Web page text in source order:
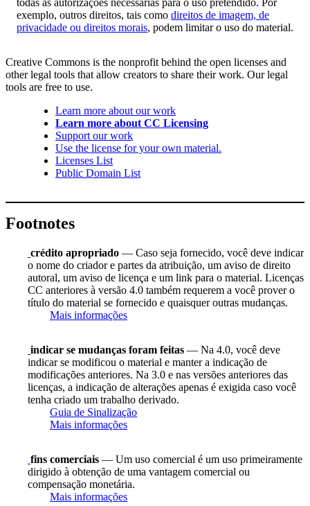
todas as autorizações necessárias para o uso pretendido. Por
exemplo, outros direitos, tais como direitos de imagem, de
privacidade ou direitos morais, podem limitar o uso do material.
Creative Commons is the nonprofit behind the open licenses and
other legal tools that allow creators to share their work. Our legal
tools are free to use.
Learn more about our work
Learn more about CC Licensing
Support our work
Use the license for your own material.
Licenses List
Public Domain List
Footnotes
crédito apropriado — Caso seja fornecido, você deve indicar
o nome do criador e partes da atribuição, um aviso de direito
autoral, um aviso de licença e um link para o material. Licenças
CC anteriores à versão 4.0 também requerem a você prover o
título do material se fornecido e quaisquer outras mudanças.
Mais informações
indicar se mudanças foram feitas — Na 4.0, você deve
indicar se modificou o material e manter a indicação de
modificações anteriores. Na 3.0 e nas versões anteriores das
licenças, a indicação de alterações apenas é exigida caso você
tenha criado um trabalho derivado.
Guia de Sinalização
Mais informações
fins comerciais — Um uso comercial é um uso primeiramente
dirigido à obtenção de uma vantagem comercial ou
compensação monetária.
Mais informações